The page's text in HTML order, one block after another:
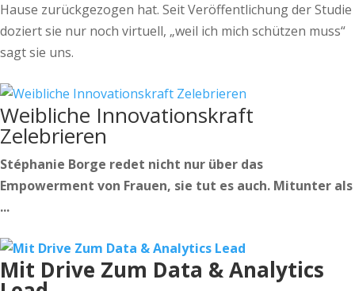
Hause zurückgezogen hat. Seit Veröffentlichung der Studie
doziert sie nur noch virtuell, „weil ich mich schützen muss“
sagt sie uns.
Weibliche Innovationskraft
Zelebrieren
Stéphanie Borge redet nicht nur über das
Empowerment von Frauen, sie tut es auch. Mitunter als
...
Mit Drive Zum Data & Analytics